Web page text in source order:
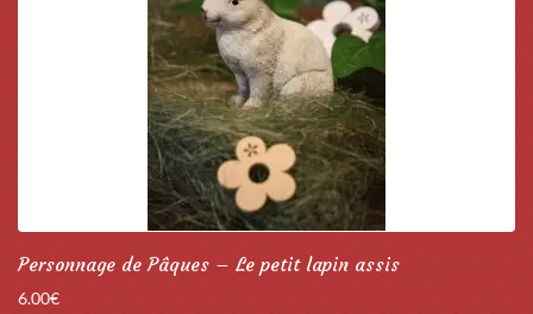
Personnage de Pâques – Le petit lapin assis
6.00€